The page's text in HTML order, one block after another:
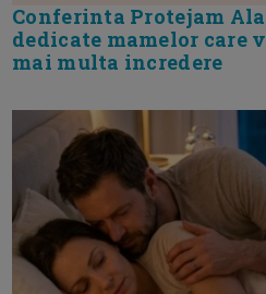
Conferinta Protejam
dedicate mamelor care
mai multa incredere